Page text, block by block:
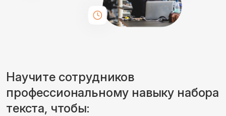
Научите сотрудников
профессиональному навыку набора
текста, чтобы: